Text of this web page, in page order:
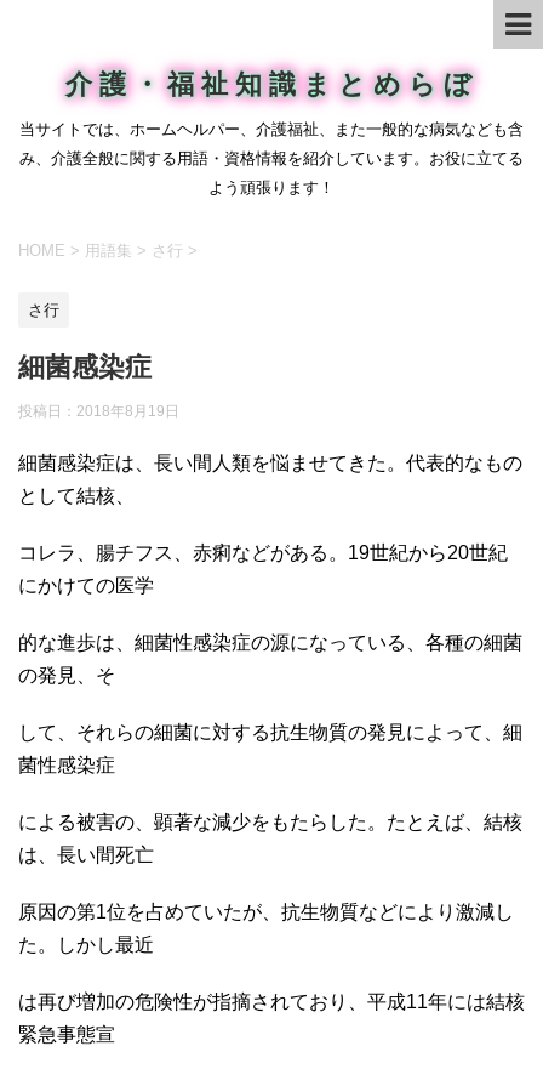
介護・福祉知識まとめらぼ
当サイトでは、ホームヘルパー、介護福祉、また一般的な病気なども含
み、介護全般に関する用語・資格情報を紹介しています。お役に立てる
よう頑張ります！
HOME > 用語集 > さ行 >
さ行
細菌感染症
投稿日： 2018年8月19日
細菌感染症は、長い間人類を悩ませてきた。代表的なもの
として結核、
コレラ、腸チフス、赤痢などがある。19世紀から20世紀
にかけての医学
的な進歩は、細菌性感染症の源になっている、各種の細菌
の発見、そ
して、それらの細菌に対する抗生物質の発見によって、細
菌性感染症
による被害の、顕著な減少をもたらした。たとえば、結核
は、長い間死亡
原因の第1位を占めていたが、抗生物質などにより激減し
た。しかし最近
は再び増加の危険性が指摘されており、平成11年には結核
緊急事態宣